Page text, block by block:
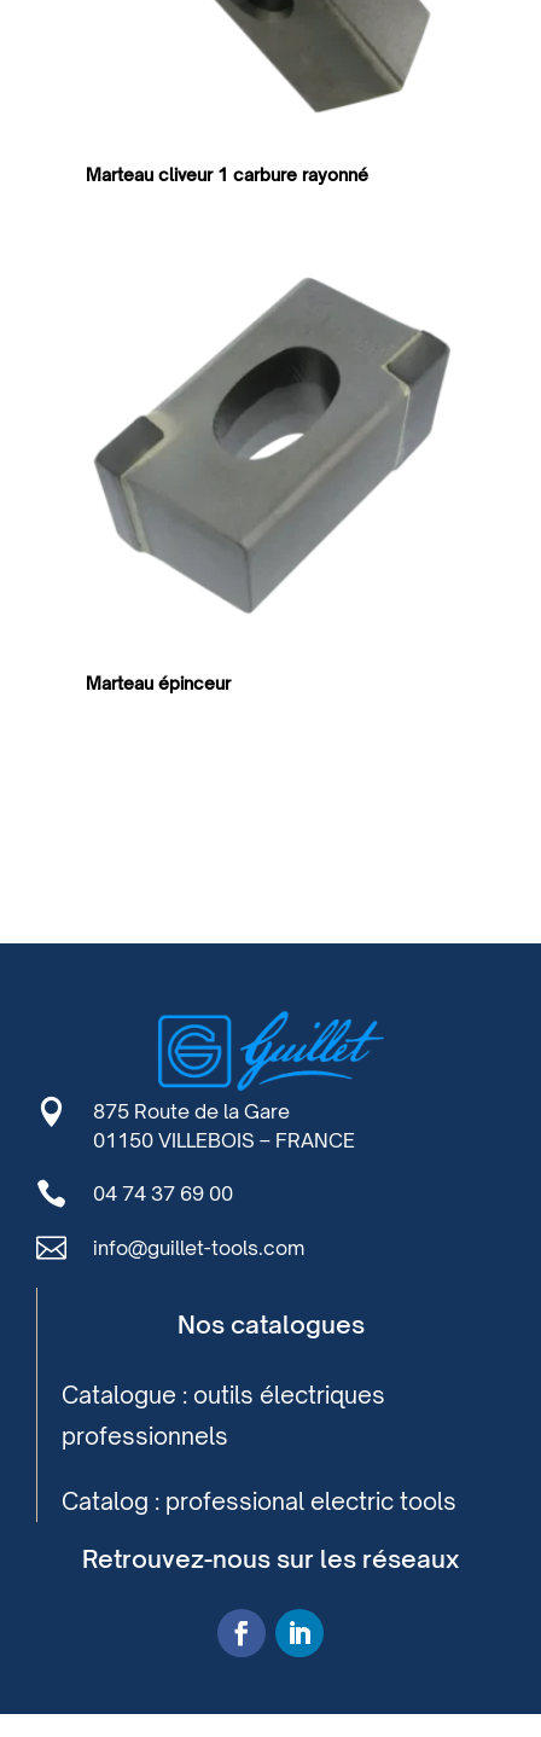
Marteau cliveur 1 carbure rayonné
Marteau épinceur

875 Route de la Gare
01150 VILLEBOIS – FRANCE
 04 74 37 69 00
 info@guillet-tools.com
Nos catalogues
Catalogue : outils électriques
professionnels
Catalog : professional electric tools
Retrouvez-nous sur les réseaux